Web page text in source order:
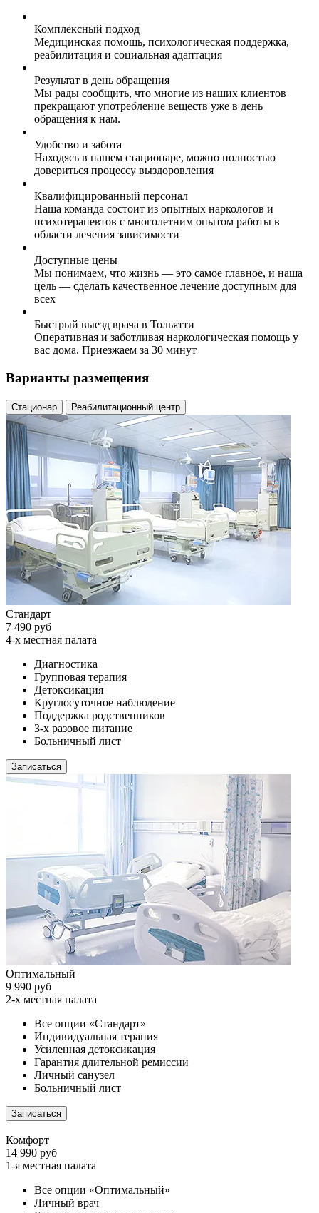
Комплексный подход
Медицинская помощь, психологическая поддержка,
реабилитация и социальная адаптация
Результат в день обращения
Мы рады сообщить, что многие из наших клиентов
прекращают употребление веществ уже в день
обращения к нам.
Удобство и забота
Находясь в нашем стационаре, можно полностью
довериться процессу выздоровления
Квалифицированный персонал
Наша команда состоит из опытных наркологов и
психотерапевтов с многолетним опытом работы в
области лечения зависимости
Доступные цены
Мы понимаем, что жизнь — это самое главное, и наша
цель — сделать качественное лечение доступным для
всех
Быстрый выезд врача в Тольятти
Оперативная и заботливая наркологическая помощь у
вас дома. Приезжаем за 30 минут
Варианты размещения
Стационар Реабилитационный центр
Стандарт
7 490 руб
4-х местная палата
Диагностика
Групповая терапия
Детоксикация
Круглосуточное наблюдение
Поддержка родственников
3-х разовое питание
Больничный лист
Записаться
Оптимальный
9 990 руб
2-х местная палата
Все опции «Стандарт»
Индивидуальная терапия
Усиленная детоксикация
Гарантия длительной ремиссии
Личный санузел
Больничный лист
Записаться
Комфорт
14 990 руб
1-я местная палата
Все опции «Оптимальный»
Личный врач